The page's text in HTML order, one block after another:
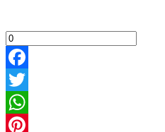
Facebook
Twitter
WhatsApp